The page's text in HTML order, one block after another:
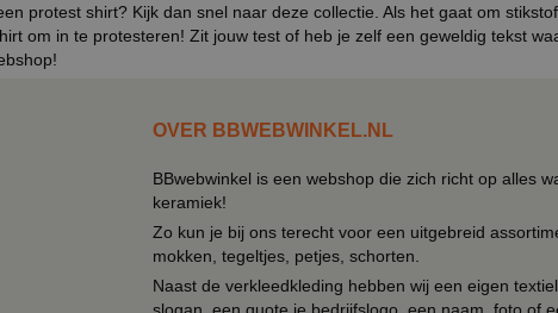
protest shirt? Kijk dan snel naar deze collectie. Als het gaat om
om in te protesteren! Zit jouw test of heb je zelf een geweldig tekst
OVER BBWEBWINKEL.NL
BBwebwinkel is een webshop die zich richt op alles
keramiek!
Zo kun je bij ons terecht voor een uitgebreid
mokken, tegeltjes, petjes, schorten.
Naast de verkleedkleding hebben wij een eigen
slogan, een quote je bedrijfslogo, een naam, foto of